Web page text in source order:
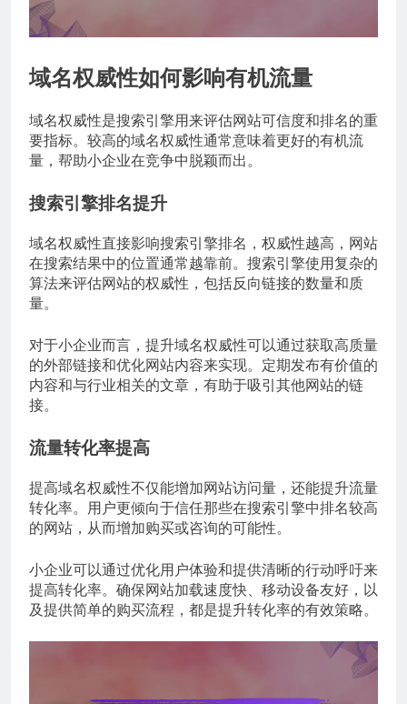
域名权威性如何影响有机流量
域名权威性是搜索引擎用来评估网站可信度和排名的重
要指标。较高的域名权威性通常意味着更好的有机流
量，帮助小企业在竞争中脱颖而出。
搜索引擎排名提升
域名权威性直接影响搜索引擎排名，权威性越高，网站
在搜索结果中的位置通常越靠前。搜索引擎使用复杂的
算法来评估网站的权威性，包括反向链接的数量和质
量。
对于小企业而言，提升域名权威性可以通过获取高质量
的外部链接和优化网站内容来实现。定期发布有价值的
内容和与行业相关的文章，有助于吸引其他网站的链
接。
流量转化率提高
提高域名权威性不仅能增加网站访问量，还能提升流量
转化率。用户更倾向于信任那些在搜索引擎中排名较高
的网站，从而增加购买或咨询的可能性。
小企业可以通过优化用户体验和提供清晰的行动呼吁来
提高转化率。确保网站加载速度快、移动设备友好，以
及提供简单的购买流程，都是提升转化率的有效策略。